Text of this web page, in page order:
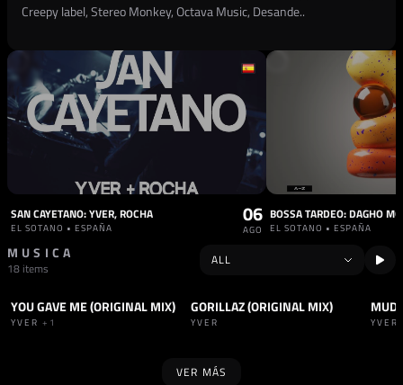
Creepy label, Stereo Monkey, Octava Music, Desande..
SAN CAYETANO: YVER, ROCHA
EL SOTANO • ESPAÑA
06
AGO EL SOTANO • ESPAÑA
MUSICA
18 items
TRACK TECH HOUSE+2
YOU GAVE ME (ORIGINAL MIX)
YVER +1
TRACK TECH HOUSE+2
GORILLAZ (ORIGINAL MIX)
YVER
TRACK
YVER
VER MÁS